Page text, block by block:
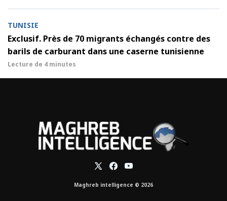
TUNISIE
Exclusif. Près de 70 migrants échangés contre des
barils de carburant dans une caserne tunisienne
Lecture de 4 minutes
Maghreb intelligence © 2026